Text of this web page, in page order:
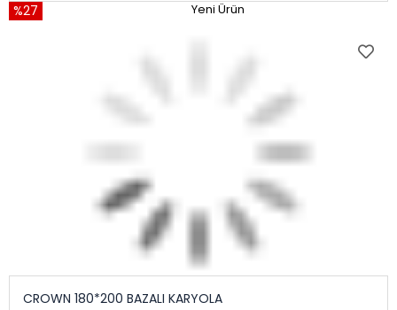
%27 Yeni Ürün
CROWN 180*200 BAZALI KARYOLA